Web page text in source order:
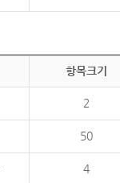
항목크기
2
50
4